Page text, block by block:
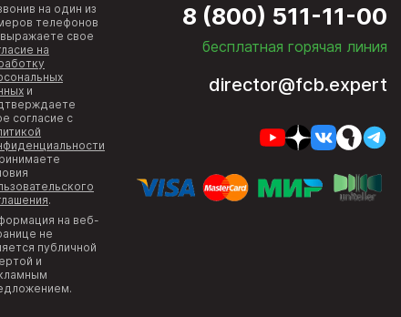
на один из
телефонов
свое
на
и
согласие с
.
на веб-
не
публичной
и
8 (800) 511-11-00
бесплатная горячая линия
director@fcb.expert